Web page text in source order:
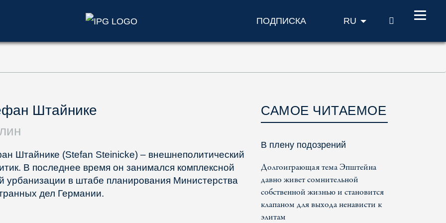
ПОДПИСКА RU ПОИСК
Штайнике
Штайнике (Stefan Steinicke) – внешнеполитический
В последнее время он занимался комплексной
урбанизации в штабе планирования Министерства
дел Германии.
САМОЕ ЧИТАЕМОЕ
В плену подозрений
Долгоиграющая тема Эпштейна
давно живет сомнительной
собственной жизнью и становится
клапаном для выхода ненависти к
элитам